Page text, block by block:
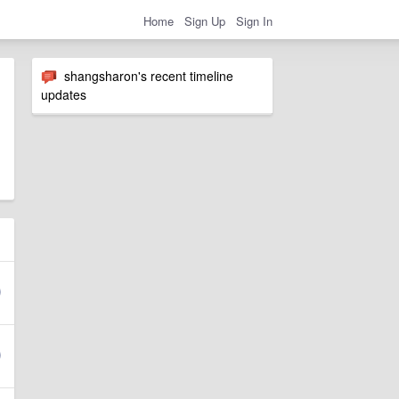
Home Sign Up Sign In
shangsharon's recent timeline
updates